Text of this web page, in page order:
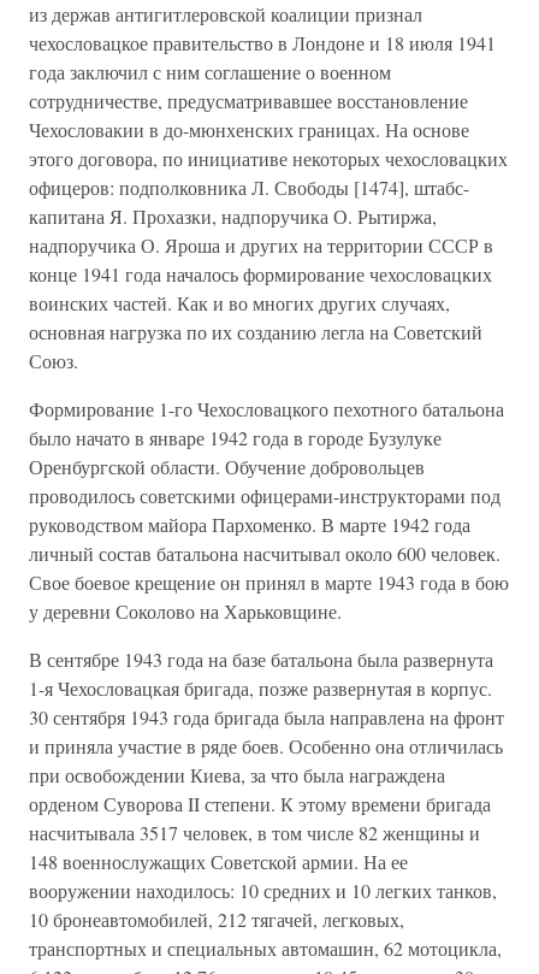
из держав антигитлеровской коалиции признал
чехословацкое правительство в Лондоне и 18 июля 1941
года заключил с ним соглашение о военном
сотрудничестве, предусматривавшее восстановление
Чехословакии в до-мюнхенских границах. На основе
этого договора, по инициативе некоторых чехословацких
офицеров: подполковника Л. Свободы [1474], штабс-
капитана Я. Прохазки, надпоручика О. Рытиржа,
надпоручика О. Яроша и других на территории СССР в
конце 1941 года началось формирование чехословацких
воинских частей. Как и во многих других случаях,
основная нагрузка по их созданию легла на Советский
Союз.
Формирование 1-го Чехословацкого пехотного батальона
было начато в январе 1942 года в городе Бузулуке
Оренбургской области. Обучение добровольцев
проводилось советскими офицерами-инструкторами под
руководством майора Пархоменко. В марте 1942 года
личный состав батальона насчитывал около 600 человек.
Свое боевое крещение он принял в марте 1943 года в бою
у деревни Соколово на Харьковщине.
В сентябре 1943 года на базе батальона была развернута
1-я Чехословацкая бригада, позже развернутая в корпус.
30 сентября 1943 года бригада была направлена на фронт
и приняла участие в ряде боев. Особенно она отличилась
при освобождении Киева, за что была награждена
орденом Суворова II степени. К этому времени бригада
насчитывала 3517 человек, в том числе 82 женщины и
148 военнослужащих Советской армии. На ее
вооружении находилось: 10 средних и 10 легких танков,
10 бронеавтомобилей, 212 тягачей, легковых,
транспортных и специальных автомашин, 62 мотоцикла,